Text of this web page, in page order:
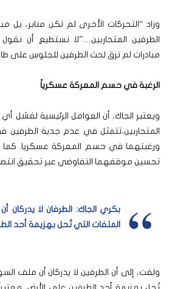
وزاد “التحركات الأخرى لم تكن منابر، بل
الطرفين المتحاربين…”لا نستطيع أن
مبادرات لم ترق لحث الطرفين للجلوس على
الرغبة في حسم المعركة عسكرياً
ويعتبر الجاك، أن العوامل الرئيسية لفشل أي
المتحاربين،تتمثل في عدم جدية
ورغبتهما في حسم المعركة عسكريا. كما
تحسين موقفهما التفاوضي عبر تحقيق
بكري الجاك: الطرفان لا
الملفات التي تٌحل بهزيمة أحد
ولفت، إلى أن الطرفين لا يدركان أن ملف